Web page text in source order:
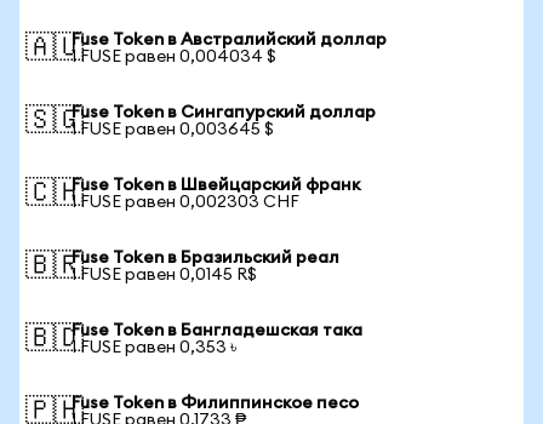
🇦🇺Fuse Token в Австралийский доллар
1 FUSE равен 0,004034 $
🇸🇬Fuse Token в Сингапурский доллар
1 FUSE равен 0,003645 $
🇨🇭Fuse Token в Швейцарский франк
1 FUSE равен 0,002303 CHF
🇧🇷Fuse Token в Бразильский реал
1 FUSE равен 0,0145 R$
🇧🇩Fuse Token в Бангладешская така
1 FUSE равен 0,353 ৳
🇵🇭Fuse Token в Филиппинское песо
1 FUSE равен 0,1733 ₱